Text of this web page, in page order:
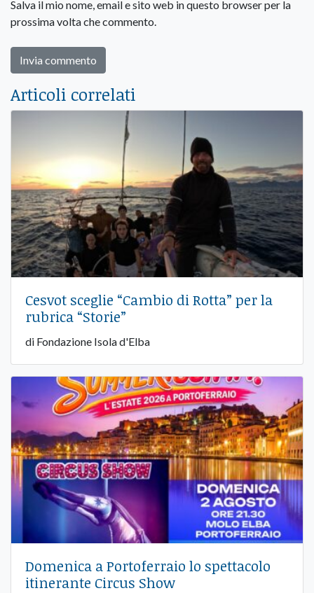
Salva il mio nome, email e sito web in questo browser per la
prossima volta che commento.
Articoli correlati
Cesvot sceglie “Cambio di Rotta” per la
rubrica “Storie”
di Fondazione Isola d'Elba
Domenica a Portoferraio lo spettacolo
itinerante Circus Show